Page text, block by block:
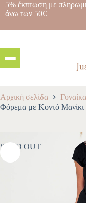
5% έκπτωση με
άνω των 50€
Αρχική σελίδα Γυναίκα
Φόρεμα με Κοντό Μανίκι
SOLD OUT